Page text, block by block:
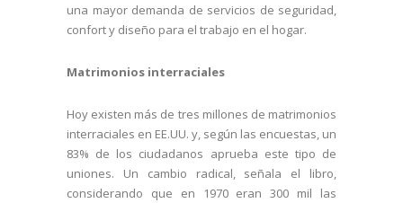
una mayor demanda de servicios de seguridad,
confort y diseño para el trabajo en el hogar.
Matrimonios interraciales
Hoy existen más de tres millones de matrimonios
interraciales en EE.UU. y, según las encuestas, un
83% de los ciudadanos aprueba este tipo de
uniones. Un cambio radical, señala el libro,
considerando que en 1970 eran 300 mil las